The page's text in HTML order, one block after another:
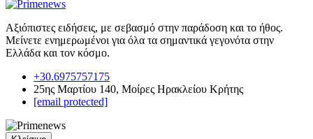
Αξιόπιστες ειδήσεις, με σεβασμό στην παράδοση και το ήθος.
Μείνετε ενημερωμένοι για όλα τα σημαντικά γεγονότα στην
Ελλάδα και τον κόσμο.
+30.6975757175
25ης Μαρτίου 140, Μοίρες Ηρακλείου Κρήτης
[email protected]